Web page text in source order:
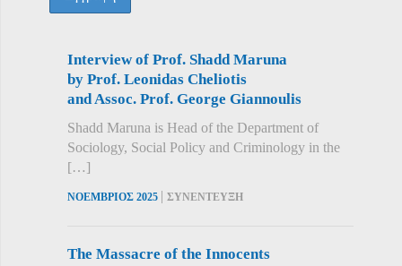
Interview of Prof. Shadd Maruna
by Prof. Leonidas Cheliotis
and Assoc. Prof. George Giannoulis
Shadd Maruna is Head of the Department of
Sociology, Social Policy and Criminology in the
[…]
ΝΟΕΜΒΡΙΟΣ 2025 | ΣΥΝΕΝΤΕΥΞΗ
The Massacre of the Innocents